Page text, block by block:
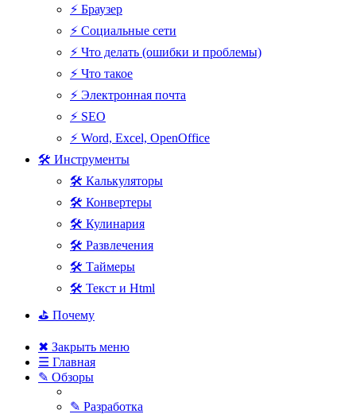
⚡ Браузер
⚡ Социальные сети
⚡ Что делать (ошибки и проблемы)
⚡ Что такое
⚡ Электронная почта
⚡ SEO
⚡ Word, Excel, OpenOffice
🛠 Инструменты
🛠 Калькуляторы
🛠 Конвертеры
🛠 Кулинария
🛠 Развлечения
🛠 Таймеры
🛠 Текст и Html
⛳ Почему
✖ Закрыть меню
☰ Главная
✎ Обзоры
✎ Разработка